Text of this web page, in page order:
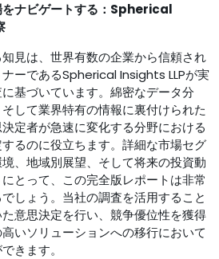
をナビゲートする：Spherical
見は、世界有数の企業から信頼され
ーであるSpherical Insights LLPが実
基づいています。綿密なデータ分
して業界特有の情報に裏付けられた
定者が急速に変化する分野における
るのに役立ちます。詳細な市場セグ
、地域別展望、そして将来の投資動
とって、この完全版レポートは非​​常
しょう。当社の調査を活用すること
意思決定を行い、競争優位性を獲得
いソリューションへの移行において
きます。